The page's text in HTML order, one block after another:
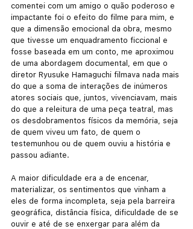
comentei com um amigo o quão poderoso e
impactante foi o efeito do filme para mim, e
que a dimensão emocional da obra, mesmo
que tivesse um enquadramento ficcional e
fosse baseada em um conto, me aproximou
de uma abordagem documental, em que o
diretor Ryusuke Hamaguchi filmava nada mais
do que a soma de interações de inúmeros
atores sociais que, juntos, vivenciavam, mais
do que a releitura de uma peça teatral, mas
os desdobramentos físicos da memória, seja
de quem viveu um fato, de quem o
testemunhou ou de quem ouviu a história e
passou adiante.
A maior dificuldade era a de encenar,
materializar, os sentimentos que vinham a
eles de forma incompleta, seja pela barreira
geográfica, distância física, dificuldade de se
ouvir e até de se enxergar para além da